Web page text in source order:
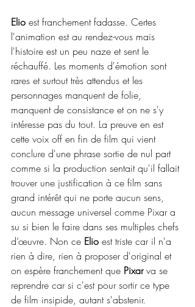
Elio est franchement fadasse. Certes
l'animation est au rendez-vous mais
l'histoire est un peu naze et sent le
réchauffé. Les moments d'émotion sont
rares et surtout très attendus et les
personnages manquent de folie,
manquent de consistance et on ne s'y
intéresse pas du tout. La preuve en est
cette voix off en fin de film qui vient
conclure d'une phrase sortie de nul part
comme si la production sentait qu'il fallait
trouver une justification à ce film sans
grand intérêt qui ne porte aucun sens,
aucun message universel comme Pixar a
su si bien le faire dans ses multiples chefs
d’œuvre. Non ce Elio est triste car il n'a
rien à dire, rien à proposer d'original et
on espère franchement que Pixar va se
reprendre car si c'est pour sortir ce type
de film insipide, autant s'abstenir.